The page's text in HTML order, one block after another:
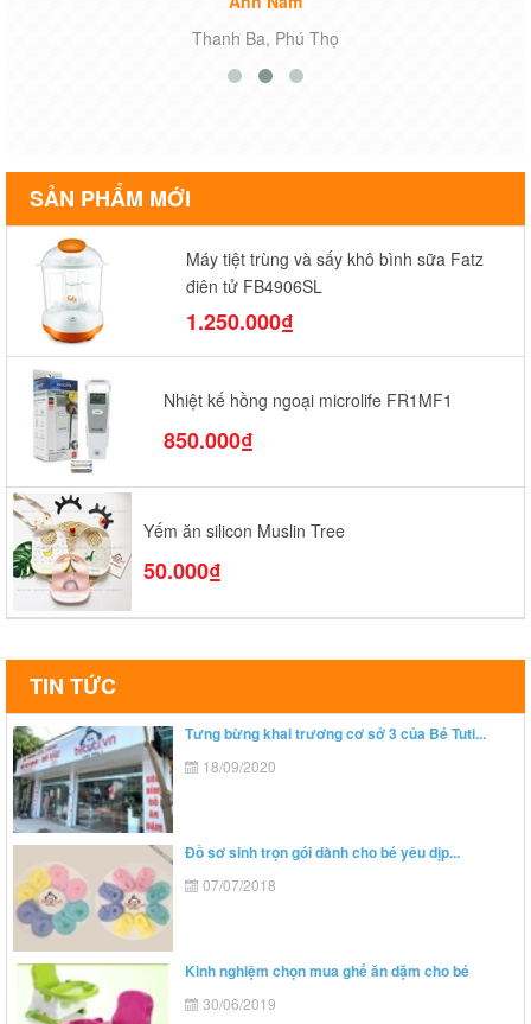
Thanh Ba, Phú Thọ
SẢN PHẨM MỚI
Máy tiệt trùng và sấy khô bình sữa Fatz
điện tử FB4906SL
1.250.000₫
Nhiệt kế hồng ngoại microlife FR1MF1
850.000₫
Yếm ăn silicon Muslin Tree
50.000₫
TIN TỨC
Tưng bừng khai trương cơ sở 3 của Bé Tuti...
18/09/2020
Đồ sơ sinh trọn gói dành cho bé yêu dịp...
07/07/2018
Kinh nghiệm chọn mua ghế ăn dặm cho bé
30/06/2019